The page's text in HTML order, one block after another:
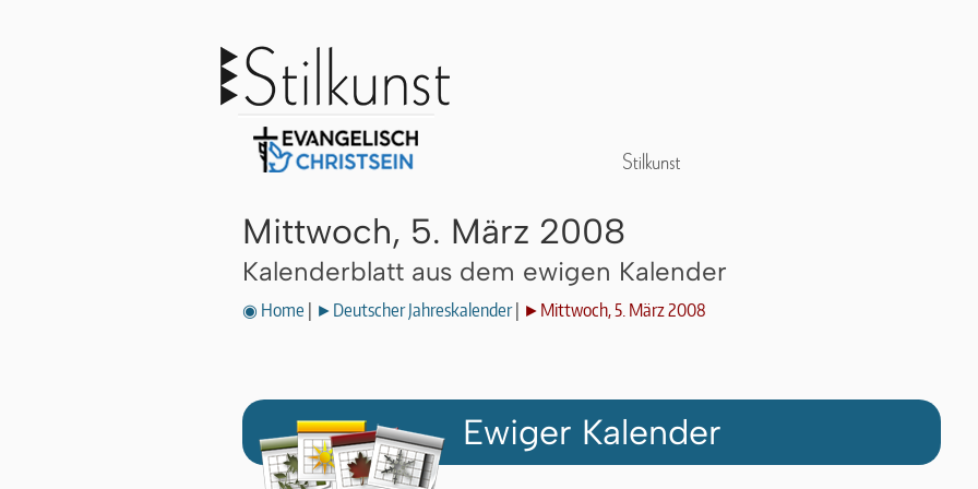
Mittwoch, 5. März 2008
Kalenderblatt aus dem ewigen Kalender
◉ Home ►Deutscher Jahreskalender| ►Mittwoch, 5. März 2008
Ewiger Kalender